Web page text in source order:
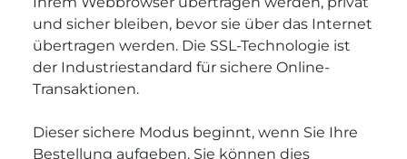
und sicher bleiben, bevor sie über das Internet
übertragen werden. Die SSL-Technologie ist
der Industriestandard für sichere Online-
Transaktionen.
Dieser sichere Modus beginnt, wenn Sie Ihre
Bestellung aufgeben. Sie können dies